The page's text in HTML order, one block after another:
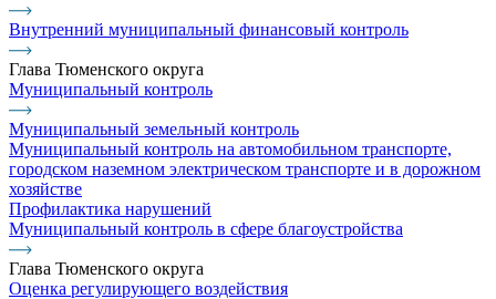
Внутренний муниципальный финансовый контроль
Глава Тюменского округа
Муниципальный контроль
Муниципальный земельный контроль
Муниципальный контроль на автомобильном транспорте,
городском наземном электрическом транспорте и в дорожном
хозяйстве
Профилактика нарушений
Муниципальный контроль в сфере благоустройства
Глава Тюменского округа
Оценка регулирующего воздействия